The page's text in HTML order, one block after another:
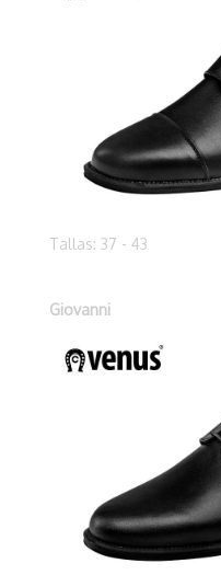
Tallas: 37 - 43
Giovanni